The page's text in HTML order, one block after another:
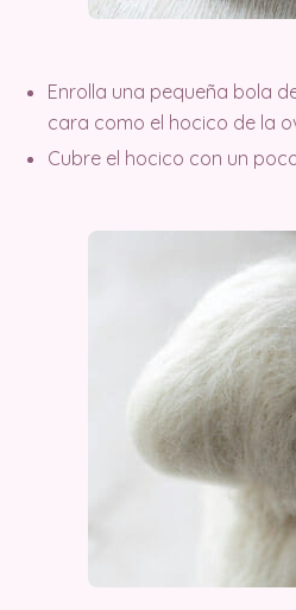
Enrolla una pequeña bola
cara como el hocico de la
Cubre el hocico con un